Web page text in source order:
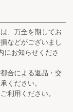
、万全を期してお
などがございまし
にお知らせくださ
合による返品・交
ください。
利用ください。